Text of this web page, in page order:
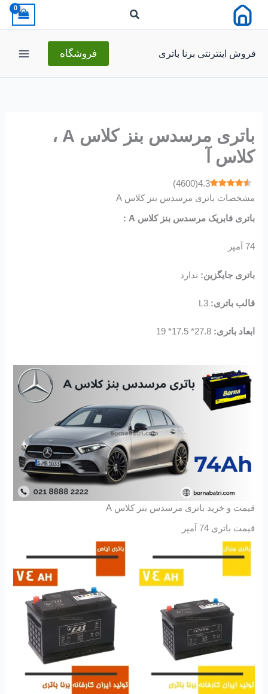
فروش اینترنتی برنا باتری فروشگاه
باتری مرسدس بنز کلاس A ،
کلاس آ
4.3
(
4600
)
مشخصات باتری مرسدس بنز کلاس A
باتری فابریک مرسدس بنز کلاس A :
74 آمپر
باتری جایگزین: ندارد
قالب باتری: L3
ابعاد باتری: 27.8* 17.5* 19
قیمت و خرید باتری مرسدس بنز کلاس A
قیمت باتری 74 آمپر